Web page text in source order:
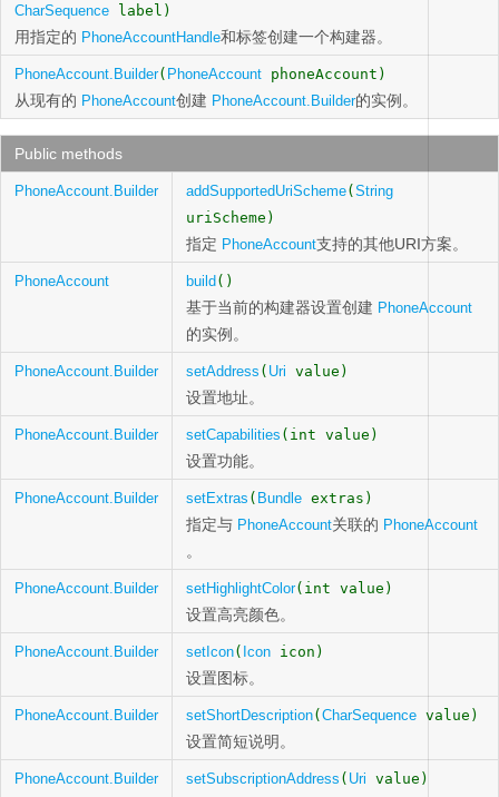
CharSequence label)
用指定的 PhoneAccountHandle和标签创建一个构建器。
PhoneAccount.Builder( PhoneAccount phoneAccount)
从现有的 PhoneAccount创建 PhoneAccount.Builder的实例。
Public methods
PhoneAccount.Builder addSupportedUriScheme( String
uriScheme)
指定 PhoneAccount支持的其他URI方案。
PhoneAccount build ()
基于当前的构建器设置创建 PhoneAccount
的实例。
PhoneAccount.Builder setAddress ( Uri value)
设置地址。
PhoneAccount.Builder setCapabilities (int value)
设置功能。
PhoneAccount.Builder setExtras ( Bundle extras)
指定与 PhoneAccount关联的 PhoneAccount
。
PhoneAccount.Builder setHighlightColor(int value)
设置高亮颜色。
PhoneAccount.Builder setIcon( Icon icon)
设置图标。
PhoneAccount.Builder setShortDescription( CharSequence value)
设置简短说明。
PhoneAccount.Builder setSubscriptionAddress ( Uri value)